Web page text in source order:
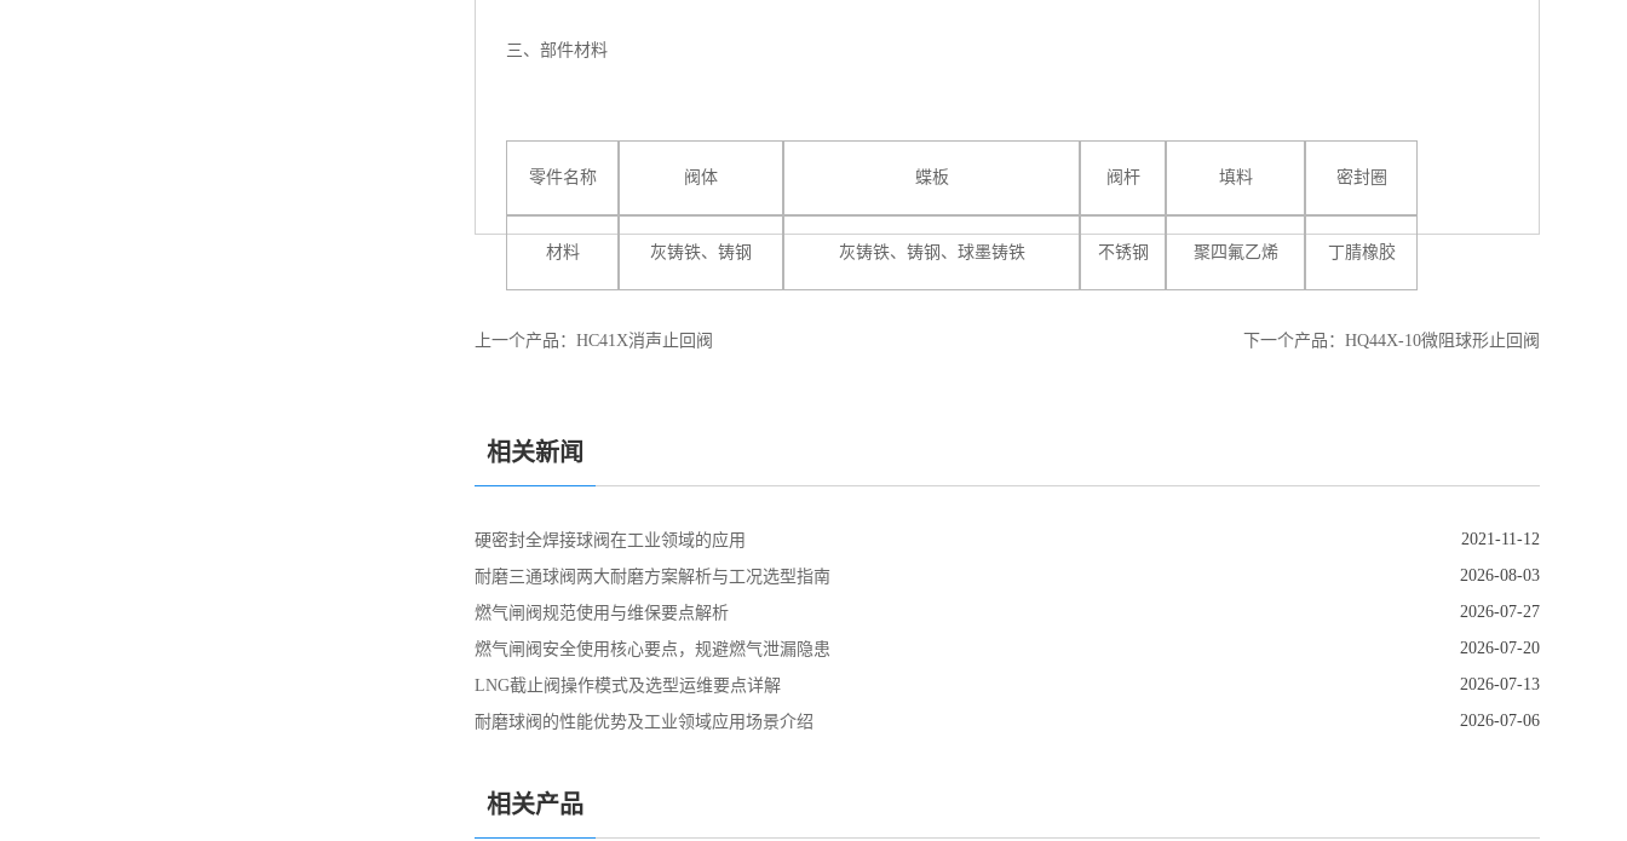
三、部件材料
零件名称 阀体 蝶板 阀杆 填料 密封圈
材料 灰铸铁、铸钢 灰铸铁、铸钢、球墨铸铁 不锈钢 聚四氟乙烯 丁腈橡胶
上一个产品： HC41X消声止回阀 下一个产品： HQ44X-10微阻球形止回阀
相关新闻
硬密封全焊接球阀在工业领域的应用 2021-11-12
耐磨三通球阀两大耐磨方案解析与工况选型指南 2026-08-03
燃气闸阀规范使用与维保要点解析 2026-07-27
燃气闸阀安全使用核心要点，规避燃气泄漏隐患 2026-07-20
LNG截止阀操作模式及选型运维要点详解 2026-07-13
耐磨球阀的性能优势及工业领域应用场景介绍 2026-07-06
相关产品